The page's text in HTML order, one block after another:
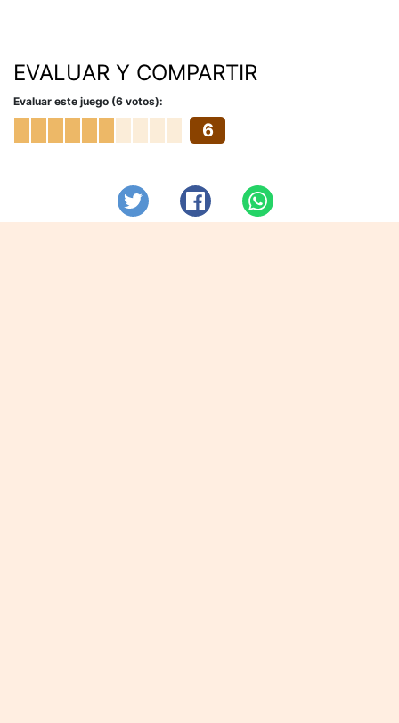
EVALUAR Y COMPARTIR
Evaluar este juego (6 votos):
6